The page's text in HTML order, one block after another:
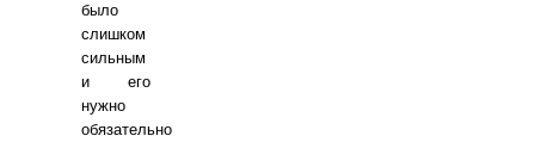
было
слишком
сильным
и его
нужно
обязательно